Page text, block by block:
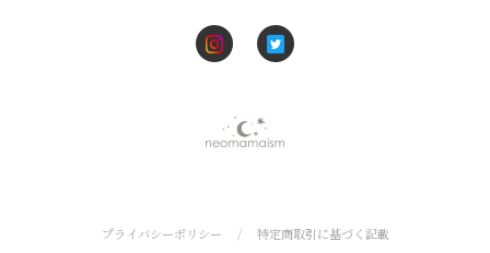
プライバシーポリシー / 特定商取引に基づく記載